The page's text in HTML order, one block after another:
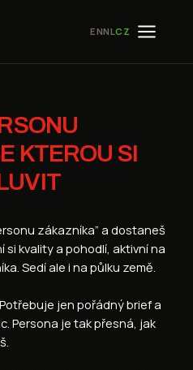
ENNLCZ
KTEROU SI
zákazníka” a dostaneš
si kvality a pohodlí, aktivní na
Sedí ale i na půlku země.
jen pořádný brief a
Persona je tak přesná, jak